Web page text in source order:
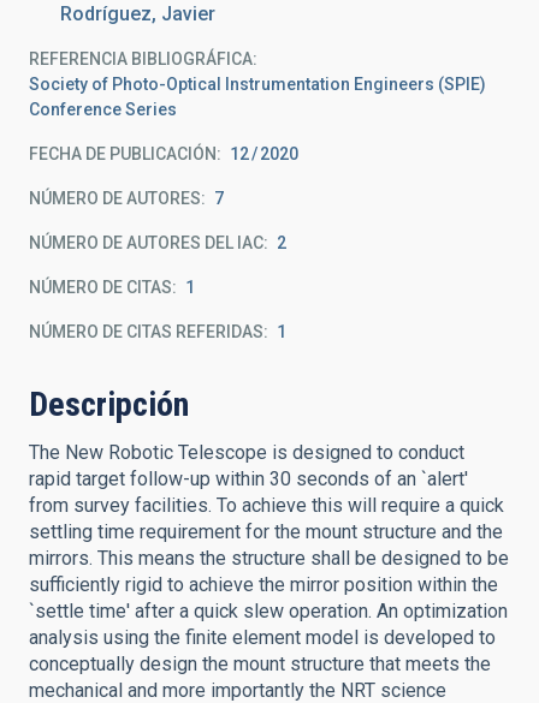
Rodríguez, Javier
REFERENCIA BIBLIOGRÁFICA
Society of Photo-Optical Instrumentation Engineers (SPIE)
Conference Series
FECHA DE PUBLICACIÓN: 12 2020
NÚMERO DE AUTORES 7
NÚMERO DE AUTORES DEL IAC 2
NÚMERO DE CITAS 1
NÚMERO DE CITAS REFERIDAS 1
Descripción
The New Robotic Telescope is designed to conduct
rapid target follow-up within 30 seconds of an `alert'
from survey facilities. To achieve this will require a quick
settling time requirement for the mount structure and the
mirrors. This means the structure shall be designed to be
sufficiently rigid to achieve the mirror position within the
`settle time' after a quick slew operation. An optimization
analysis using the finite element model is developed to
conceptually design the mount structure that meets the
mechanical and more importantly the NRT science